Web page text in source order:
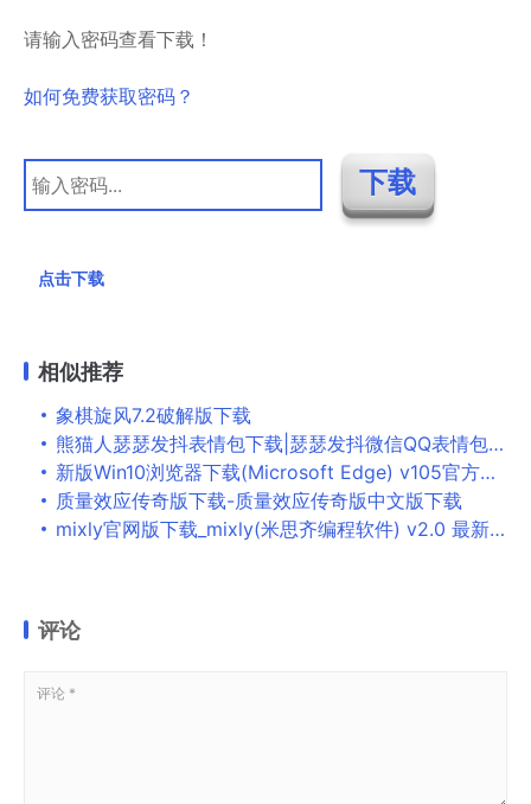
请输入密码查看下载！
如何免费获取密码？
点击下载
相似推荐
象棋旋风7.2破解版下载
熊猫人瑟瑟发抖表情包下载|瑟瑟发抖微信QQ表情包下载
新版Win10浏览器下载(Microsoft Edge) v105官方版下载
质量效应传奇版下载-质量效应传奇版中文版下载
mixly官网版下载_mixly(米思齐编程软件) v2.0 最新版
评论